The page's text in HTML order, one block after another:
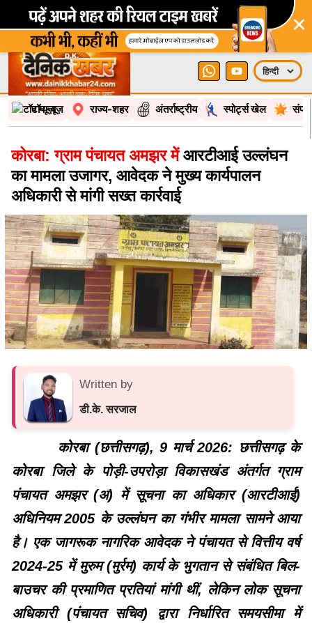
×
टॉप न्यूज़ राज्य-शहर अंतर्राष्ट्रीय स्पोर्ट्स खेल
कोरबा: ग्राम पंचायत अमझर मेंआरटीआई उल्लंघन
का मामला उजागर, आवेदक ने मुख्य कार्यपालन
अधिकारी से मांगी सख्त कार्रवाई
Written by
डी.के. सरजाल
कोरबा (छत्तीसगढ़), 9 मार्च 2026: छत्तीसगढ़ के
कोरबा जिले के पोड़ी-उपरोड़ा विकासखंड अंतर्गत ग्राम
पंचायत अमझर (अ) में सूचना का अधिकार (आरटीआई)
अधिनियम 2005 के उल्लंघन का गंभीर मामला सामने आया
है। एक जागरूक नागरिक आवेदक ने पंचायत से वित्तीय वर्ष
2024-25 में मुरुम (मुर्रम) कार्य के भुगतान से संबंधित बिल-
बाउचर की प्रमाणित प्रतियां मांगी थीं, लेकिन लोक सूचना
अधिकारी (पंचायत सचिव) द्वारा निर्धारित समयसीमा में